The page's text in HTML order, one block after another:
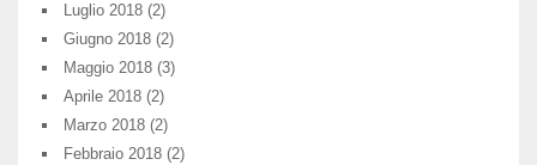
Luglio 2018 (2)
Giugno 2018 (2)
Maggio 2018 (3)
Aprile 2018 (2)
Marzo 2018 (2)
Febbraio 2018 (2)